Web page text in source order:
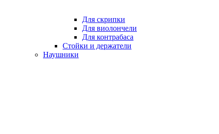
Для скрипки
Для виолончели
Для контрабаса
Стойки и держатели
Наушники